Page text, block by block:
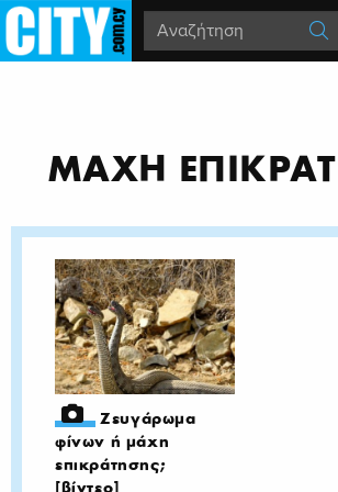
ΜΑΧΗ
Ζευγάρωμα
φίνων ή μάχη
επικράτησης;
[βίντεο]